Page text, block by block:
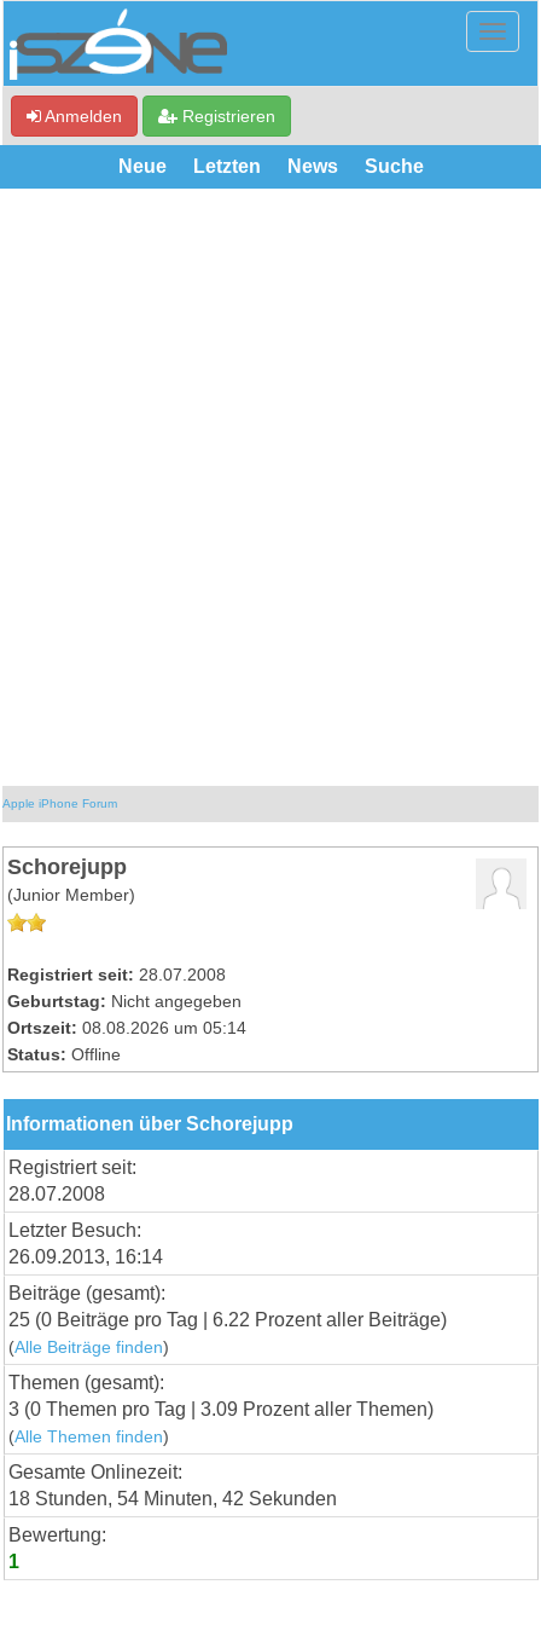
Anmelden Registrieren
Neue Letzten News Suche
Apple iPhone Forum
Schorejupp
(Junior Member)
Registriert seit: 28.07.2008
Geburtstag: Nicht angegeben
Ortszeit: 08.08.2026 um 05:14
Status: Offline
Informationen über Schorejupp
Registriert seit:
28.07.2008
Letzter Besuch:
26.09.2013, 16:14
Beiträge (gesamt):
25 (0 Beiträge pro Tag | 6.22 Prozent aller Beiträge)
(Alle Beiträge finden)
Themen (gesamt):
3 (0 Themen pro Tag | 3.09 Prozent aller Themen)
(Alle Themen finden)
Gesamte Onlinezeit:
18 Stunden, 54 Minuten, 42 Sekunden
Bewertung:
1